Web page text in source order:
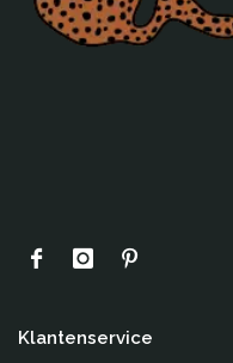
Klantenservice